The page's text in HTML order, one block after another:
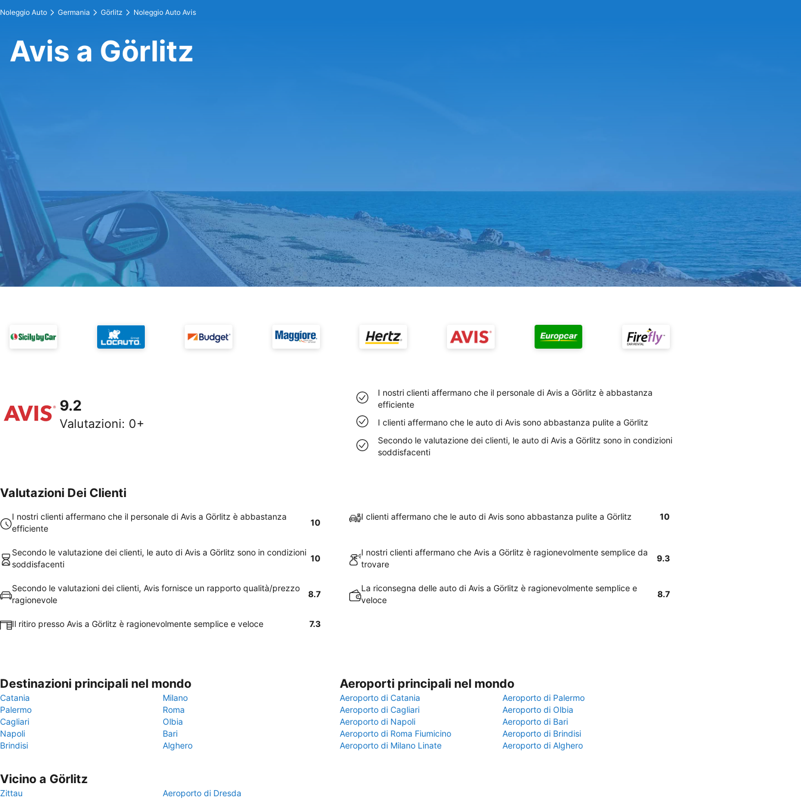
Noleggio Auto Germania Görlitz Noleggio Auto Avis
Avis a Görlitz
9.2
Valutazioni: 0+
I nostri clienti affermano che il personale di Avis a Görlitz è abbastanza
efficiente
I clienti affermano che le auto di Avis sono abbastanza pulite a Görlitz
Secondo le valutazione dei clienti, le auto di Avis a Görlitz sono in condizioni
soddisfacenti
Valutazioni Dei Clienti
I nostri clienti affermano che il personale di Avis a Görlitz è abbastanza
efficiente
10
I clienti affermano che le auto di Avis sono abbastanza pulite a Görlitz 10
Secondo le valutazione dei clienti, le auto di Avis a Görlitz sono in condizioni
soddisfacenti
10
I nostri clienti affermano che Avis a Görlitz è ragionevolmente semplice da
trovare
9.3
Secondo le valutazioni dei clienti, Avis fornisce un rapporto qualità/prezzo
ragionevole
8.7
La riconsegna delle auto di Avis a Görlitz è ragionevolmente semplice e
veloce
8.7
Il ritiro presso Avis a Görlitz è ragionevolmente semplice e veloce 7.3
Destinazioni principali nel mondo
Catania
Milano
Palermo
Roma
Cagliari
Olbia
Napoli
Bari
Brindisi
Alghero
Aeroporti principali nel mondo
Aeroporto di Catania
Aeroporto di Palermo
Aeroporto di Cagliari
Aeroporto di Olbia
Aeroporto di Napoli
Aeroporto di Bari
Aeroporto di Roma Fiumicino
Aeroporto di Brindisi
Aeroporto di Milano Linate
Aeroporto di Alghero
Vicino a Görlitz
Zittau
Aeroporto di Dresda